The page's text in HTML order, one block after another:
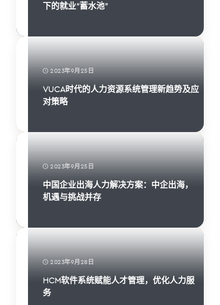
下的就业“蓄水池”
2023年9月25日
VUCA时代的人力资源系统管理新趋势及应
对策略
2023年9月25日
中国企业出海人力解决方案：中企出海，
机遇与挑战并存​
2023年9月28日
HCM软件系统赋能人才管理，优化人力服
务